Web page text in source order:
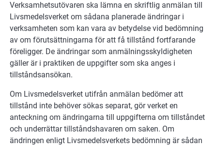
Verksamhetsutövaren ska lämna en skriftlig anmälan till
Livsmedelsverket om sådana planerade ändringar i
verksamheten som kan vara av betydelse vid bedömning
av om förutsättningarna för att få tillstånd fortfarande
föreligger. De ändringar som anmälningsskyldigheten
gäller är i praktiken de uppgifter som ska anges i
tillståndsansökan.
Om Livsmedelsverket utifrån anmälan bedömer att
tillstånd inte behöver sökas separat, gör verket en
anteckning om ändringarna till uppgifterna om tillståndet
och underrättar tillståndshavaren om saken. Om
ändringen enligt Livsmedelsverkets bedömning är sådan